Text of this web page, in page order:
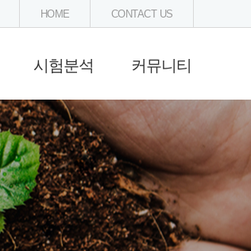
HOME CONTACT US
시험분석
시험분석안내
농산물
유기농업자재
비료
농약
커뮤니티
공지사항
법령 및 고시
자료실
온라인문의